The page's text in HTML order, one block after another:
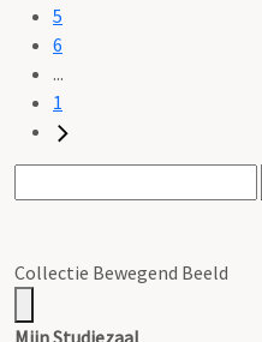
5
6
...
1
Collectie Bewegend Beeld
Mijn Studiezaal